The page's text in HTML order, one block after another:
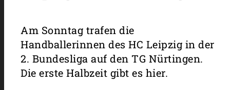
Am Sonntag trafen die
Handballerinnen des HC Leipzig in der
2. Bundesliga auf den TG Nürtingen.
Die erste Halbzeit gibt es hier.